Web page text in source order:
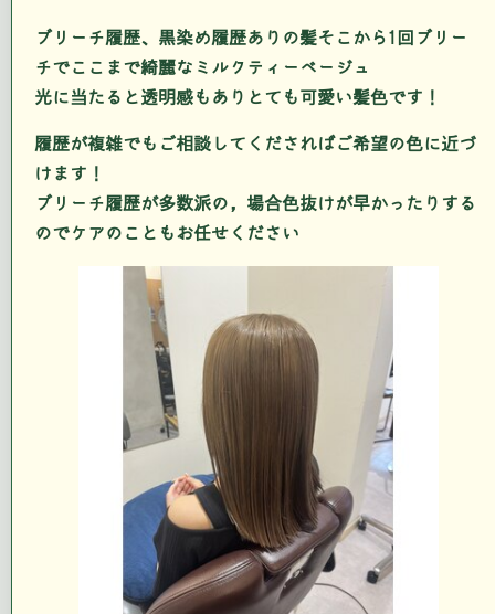
ブリーチ履歴、黒染め履歴ありの髪そこから1回ブリー
チでここまで綺麗なミルクティーベージュ
光に当たると透明感もありとても可愛い髪色です！
履歴が複雑でもご相談してくださればご希望の色に近づ
けます！
ブリーチ履歴が多数派の，場合色抜けが早かったりする
のでケアのこともお任せください